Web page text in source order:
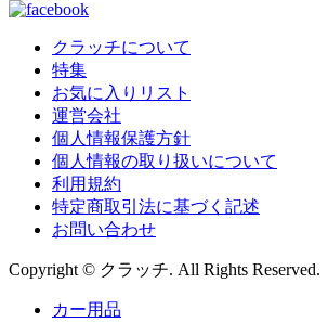
クラッチについて
特集
お気に入りリスト
運営会社
個人情報保護方針
個人情報の取り扱いについて
利用規約
特定商取引法に基づく記述
お問い合わせ
Copyright © クラッチ. All Rights Reserved.
カー用品